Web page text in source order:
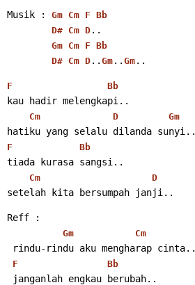
Musik : Gm Cm F Bb
D# Cm D ..
Gm Cm F Bb
D# Cm D .. Gm .. Gm ..
F Bb
kau hadir melengkapi..
Cm D Gm
hatiku yang selalu dilanda sunyi..
F Bb
tiada kurasa sangsi..
Cm D
setelah kita bersumpah janji..
Reff :
Gm Cm
rindu-rindu aku mengharap cinta..
F Bb
janganlah engkau berubah..